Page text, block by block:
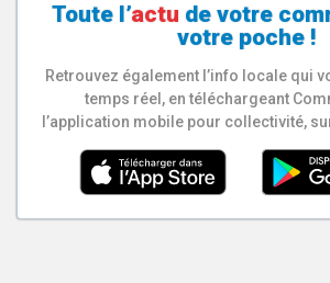
Toute l’actu de votre
votre poche !
Retrouvez également l’info locale qui
temps réel, en téléchargeant
l’application mobile pour collectivité,